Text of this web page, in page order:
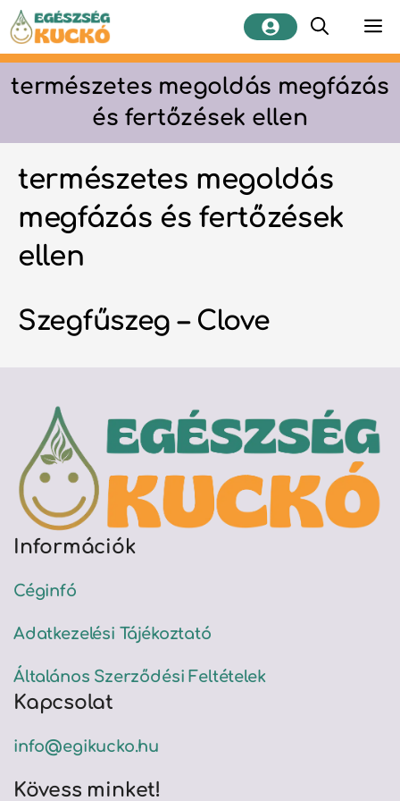
Kilépés
tartalomba
természetes megoldás megfázás
és fertőzések ellen
természetes megoldás
megfázás és fertőzések
ellen
Szegfűszeg – Clove
Információk
Céginfó
Adatkezelési Tájékoztató
Általános Szerződési Feltételek
Kapcsolat
info@egikucko.hu
Kövess minket!